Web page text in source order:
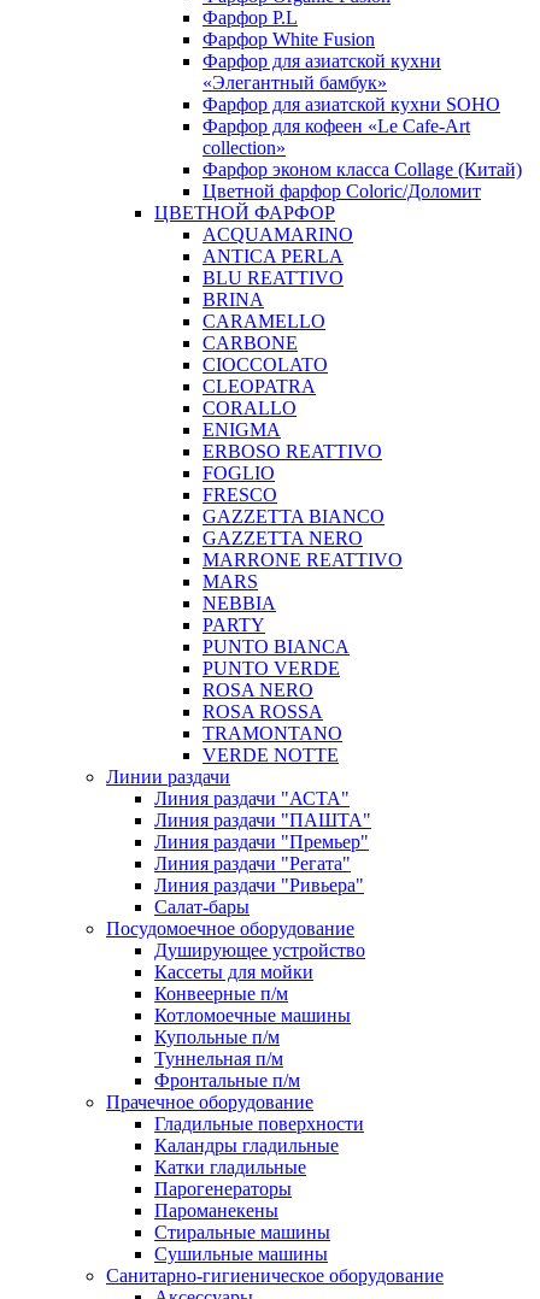
Фарфор P.L
Фарфор White Fusion
Фарфор для азиатской кухни
«Элегантный бамбук»
Фарфор для азиатской кухни SOHO
Фарфор для кофеен «Le Cafe-Art
collection»
Фарфор эконом класса Collage (Китай)
Цветной фарфор Coloric/Доломит
ЦВЕТНОЙ ФАРФОР
ACQUAMARINO
ANTICA PERLA
BLU REATTIVO
BRINA
CARAMELLO
CARBONE
CIOCCOLATO
CLEOPATRA
CORALLO
ENIGMA
ERBOSO REATTIVO
FOGLIO
FRESCO
GAZZETTA BIANCO
GAZZETTA NERO
MARRONE REATTIVO
MARS
NEBBIA
PARTY
PUNTO BIANCA
PUNTO VERDE
ROSA NERO
ROSA ROSSA
TRAMONTANO
VERDE NOTTE
Линии раздачи
Линия раздачи "АСТА"
Линия раздачи "ПАШТА"
Линия раздачи "Премьер"
Линия раздачи "Регата"
Линия раздачи "Ривьера"
Салат-бары
Посудомоечное оборудование
Душирующее устройство
Кассеты для мойки
Конвеерные п/м
Котломоечные машины
Купольные п/м
Туннельная п/м
Фронтальные п/м
Прачечное оборудование
Гладильные поверхности
Каландры гладильные
Катки гладильные
Парогенераторы
Пароманекены
Стиральные машины
Сушильные машины
Санитарно-гигиеническое оборудование